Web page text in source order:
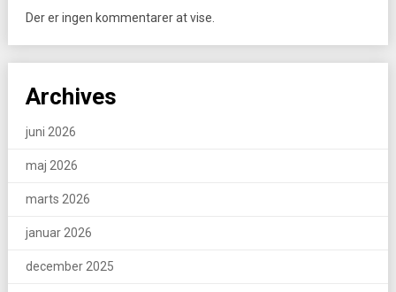
Der er ingen kommentarer at vise.
Archives
juni 2026
maj 2026
marts 2026
januar 2026
december 2025